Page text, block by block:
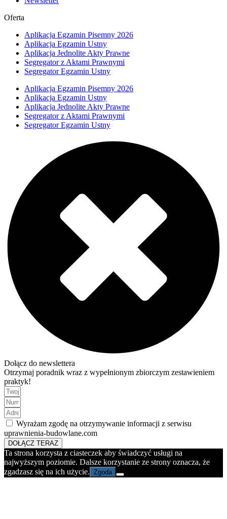
Oferta
Aplikacja Egzamin Pisemny 2026
Aplikacja Egzamin Ustny
Aplikacja Jednolite Akty Prawne
Segregator z Aktami Prawnymi
Segregator Egzamin Ustny
Aplikacja Egzamin Pisemny 2026
Aplikacja Egzamin Ustny
Aplikacja Jednolite Akty Prawne
Segregator z Aktami Prawnymi
Segregator Egzamin Ustny
Dołącz do newslettera
Otrzymaj poradnik wraz z wypełnionym zbiorczym zestawieniem
praktyk!
Wyrażam zgodę na otrzymywanie informacji z serwisu
uprawnienia-budowlane.com
DOŁĄCZ TERAZ
Ta strona korzysta z ciasteczek aby świadczyć usługi na
najwyższym poziomie. Dalsze korzystanie ze strony oznacza, że
zgadzasz się na ich użycie. Zgoda